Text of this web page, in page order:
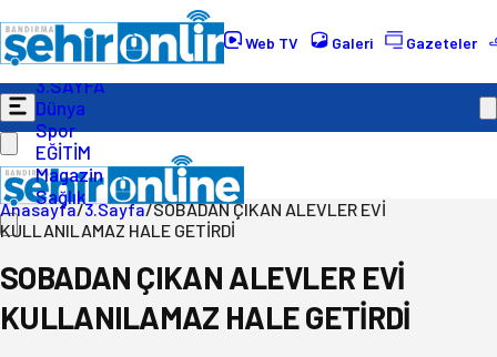
Web TV Galeri Gazeteler
Gündem
Ekonomi
Politika
3.SAYFA
Dünya
Spor
EĞİTİM
Magazin
Sağlık
Anasayfa/3.Sayfa/SOBADAN ÇIKAN ALEVLER EVİ
KULLANILAMAZ HALE GETİRDİ
SOBADAN ÇIKAN ALEVLER EVİ
KULLANILAMAZ HALE GETİRDİ